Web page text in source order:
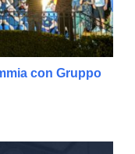
con Gruppo